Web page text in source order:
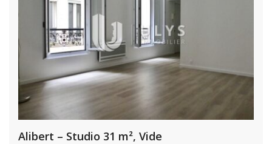
Alibert – Studio 31 m², Vide